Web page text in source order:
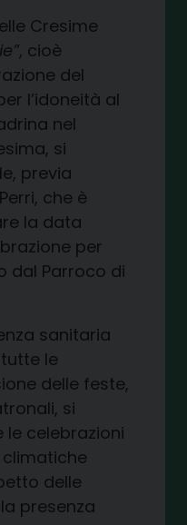
Cresime
, cioè
del
l’idoneità al
nel
si
previa
che è
la data
per
dal Parroco di
sanitaria
le
delle feste,
si
le celebrazioni
climatiche
delle
presenza